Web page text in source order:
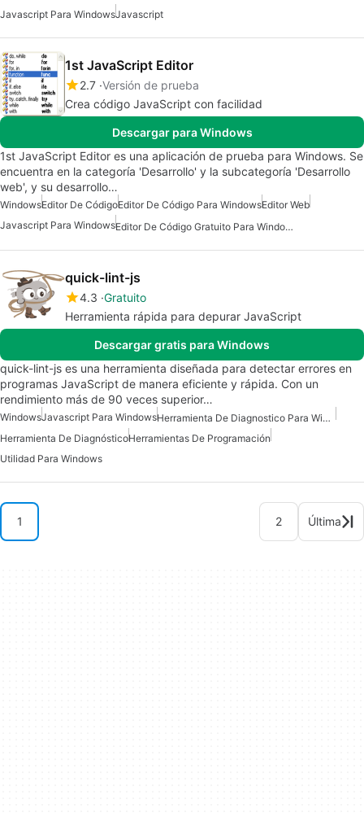
Javascript Para WindowsJavascript
1st JavaScript Editor
2.7 Versión de prueba
Crea código JavaScript con facilidad
Descargar para Windows
1st JavaScript Editor es una aplicación de prueba para Windows. Se
encuentra en la categoría 'Desarrollo' y la subcategoría 'Desarrollo
web', y su desarrollo…
WindowsEditor De CódigoEditor De Código Para WindowsEditor Web
Javascript Para Windows
Editor De Código Gratuito Para Windows
quick-lint-js
4.3 Gratuito
Herramienta rápida para depurar JavaScript
Descargar gratis para Windows
quick-lint-js es una herramienta diseñada para detectar errores en
programas JavaScript de manera eficiente y rápida. Con un
rendimiento más de 90 veces superior…
WindowsJavascript Para Windows
Herramienta De Diagnostico Para Windows
Herramienta De DiagnósticoHerramientas De Programación
Utilidad Para Windows
1 2 Última